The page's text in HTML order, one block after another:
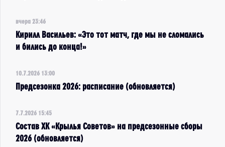
вчера 23:46
Кирилл Васильев: «Это тот матч, где мы не сломались
и бились до конца!»
10.7.2026 13:00
Предсезонка 2026: расписание (обновляется)
7.7.2026 15:45
Состав ХК «Крылья Советов» на предсезонные сборы
2026 (обновляется)